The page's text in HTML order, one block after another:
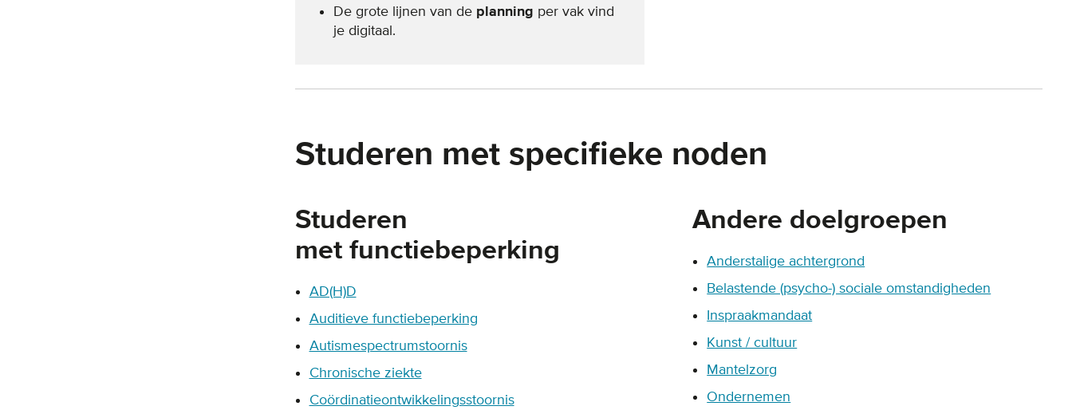
De grote lijnen van de planning per vak vind
je digitaal.
Studeren met specifieke noden
Studeren
met functiebeperking
AD(H)D
Auditieve functiebeperking
Autismespectrumstoornis
Chronische ziekte
Coördinatieontwikkelingsstoornis
Andere doelgroepen
Anderstalige achtergrond
Belastende (psycho-) sociale omstandigheden
Inspraakmandaat
Kunst / cultuur
Mantelzorg
Ondernemen